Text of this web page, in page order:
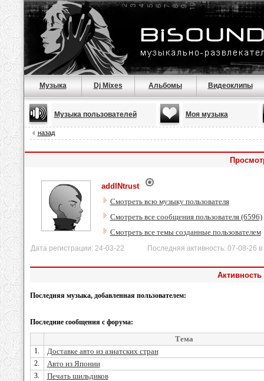
Музыка Dj Mixes Альбомы Видеоклипы
Музыка пользователей Моя музыка
назад
addINtrust
Смотреть всю музыку пользователя
Смотреть все сообщения пользователя (6596)
Смотреть все темы созданные пользователем
Дата регистрации: 24-03-22 Последняя активность: 07-08-26 в
Последняя музыка, добавленная пользователем:
Последние сообщения с форума:
Тема
1. Доставке авто из азиатских стран
2. Авто из Японии
3. Печать шильдиков